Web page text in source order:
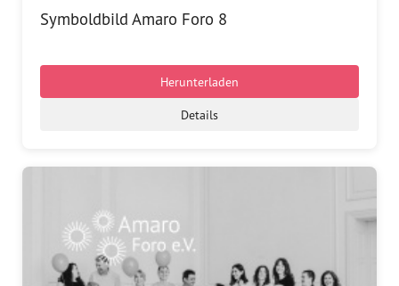
Internationale Jugendarbeit
Wissenswertes
Publikationen
Mediathek
Symboldbild Amaro Foro 8
Herunterladen
Details